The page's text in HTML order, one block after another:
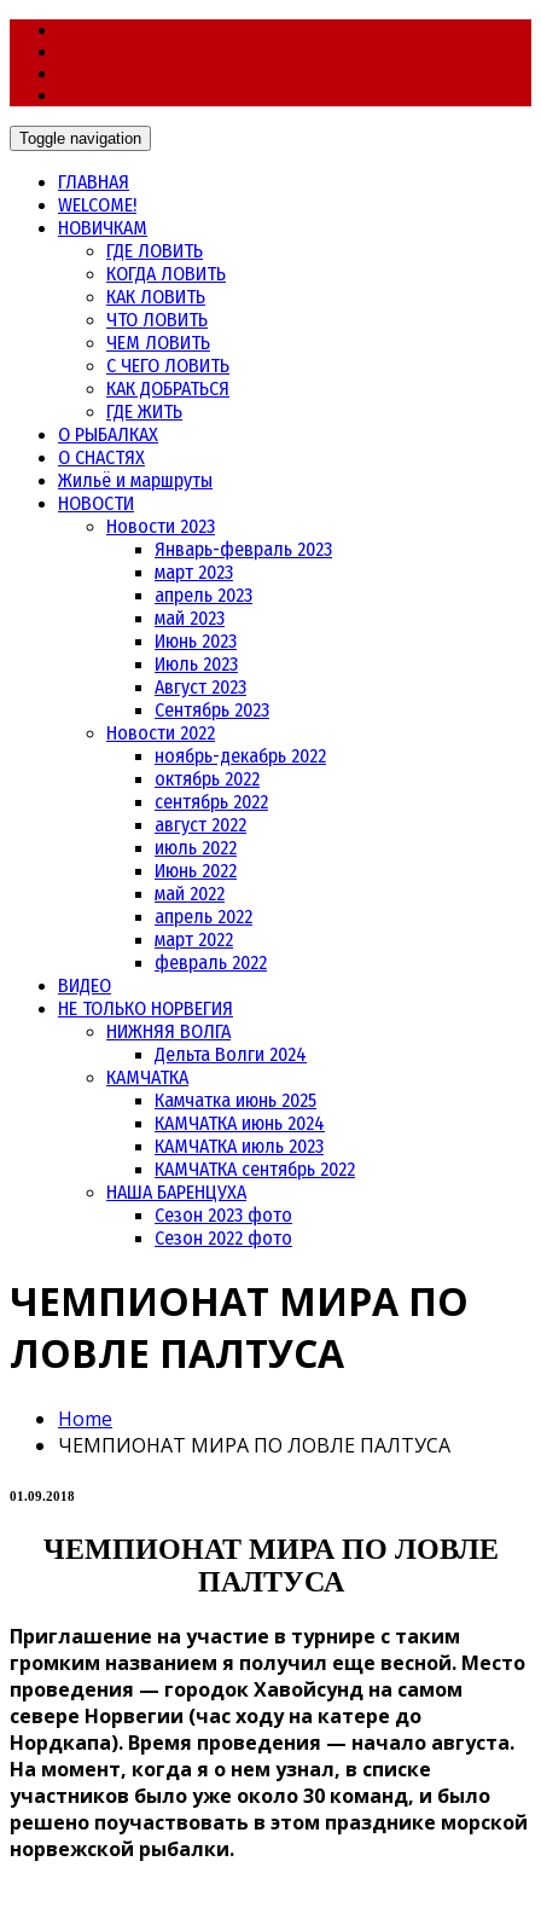
Морская рыбалка
Морская рыбалка в Норвегии, в Мурманской области и
других северных морях
Toggle navigation
ГЛАВНАЯ
WELCOME!
НОВИЧКАМ
ГДЕ ЛОВИТЬ
КОГДА ЛОВИТЬ
КАК ЛОВИТЬ
ЧТО ЛОВИТЬ
ЧЕМ ЛОВИТЬ
С ЧЕГО ЛОВИТЬ
КАК ДОБРАТЬСЯ
ГДЕ ЖИТЬ
О РЫБАЛКАХ
О СНАСТЯХ
Жильё и маршруты
НОВОСТИ
Новости 2023
Январь-февраль 2023
март 2023
апрель 2023
май 2023
Июнь 2023
Июль 2023
Август 2023
Сентябрь 2023
Новости 2022
ноябрь-декабрь 2022
октябрь 2022
сентябрь 2022
август 2022
июль 2022
Июнь 2022
май 2022
апрель 2022
март 2022
февраль 2022
ВИДЕО
НЕ ТОЛЬКО НОРВЕГИЯ
НИЖНЯЯ ВОЛГА
Дельта Волги 2024
КАМЧАТКА
Камчатка июнь 2025
КАМЧАТКА июнь 2024
КАМЧАТКА июль 2023
КАМЧАТКА сентябрь 2022
НАША БАРЕНЦУХА
Сезон 2023 фото
Сезон 2022 фото
ЧЕМПИОНАТ МИРА ПО
ЛОВЛЕ ПАЛТУСА
Home
ЧЕМПИОНАТ МИРА ПО ЛОВЛЕ ПАЛТУСА
01.09.2018
ЧЕМПИОНАТ МИРА ПО ЛОВЛЕ
ПАЛТУСА
Приглашение на участие в турнире с таким
громким названием я получил еще весной. Место
проведения — городок Хавойсунд на самом
севере Норвегии (час ходу на катере до
Нордкапа). Время проведения — начало августа.
На момент, когда я о нем узнал, в списке
участников было уже около 30 команд, и было
решено поучаствовать в этом празднике морской
норвежской рыбалки.